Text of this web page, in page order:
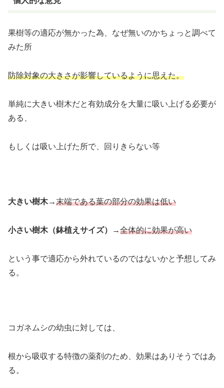
果樹等の適応が無かった為、なぜ無いのかちょっと調べて
みた所
防除対象の大きさが影響しているように思えた。
単純に大きい樹木だと有効成分を大量に吸い上げる必要が
ある、
もしくは吸い上げた所で、回りきらない等
大きい樹木→末端である葉の部分の効果は低い
小さい樹木（鉢植えサイズ） →全体的に効果が高い
という事で適応から外れているのではないかと予想してみ
る。
コガネムシの幼虫に対しては、
根から吸収する特徴の薬剤のため、効果はありそうではあ
る。